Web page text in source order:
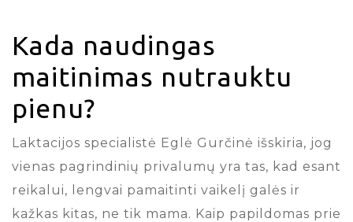
Kada naudingas
maitinimas nutrauktu
pienu?
Laktacijos specialistė Eglė Gurčinė išskiria, jog
vienas pagrindinių privalumų yra tas, kad esant
reikalui, lengvai pamaitinti vaikelį galės ir
kažkas kitas, ne tik mama. Kaip papildomas prie